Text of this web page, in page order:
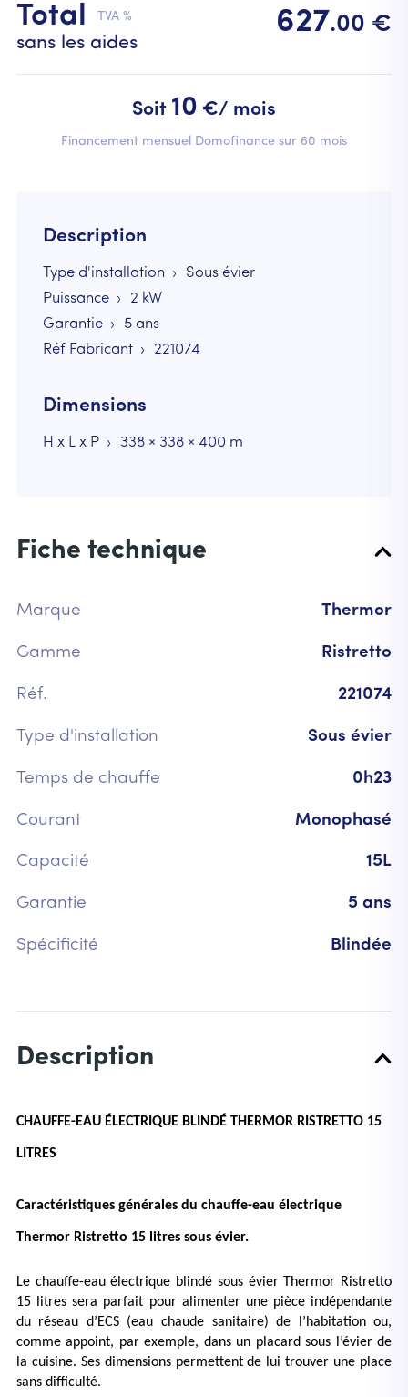
Description
Type d'installation
Sous évier
Puissance
2 kW
Garantie
5 ans
Réf Fabricant
221074
Dimensions
H x L x P 338 × 338 × 400 m
Fiche technique
Marque Thermor
Gamme Ristretto
Réf. 221074
Type d'installation Sous évier
Temps de chauffe 0h23
Courant Monophasé
Capacité 15L
Garantie 5 ans
Spécificité Blindée
Description
CHAUFFE-EAU ÉLECTRIQUE BLINDÉ THERMOR RISTRETTO 15
LITRES
Caractéristiques générales du chauffe-eau électrique
Thermor Ristretto 15 litres sous évier.
Le chauffe-eau électrique blindé sous évier Thermor Ristretto
15 litres sera parfait pour alimenter une pièce indépendante
du réseau d’ECS (eau chaude sanitaire) de l’habitation ou,
comme appoint, par exemple, dans un placard sous l’évier de
la cuisine. Ses dimensions permettent de lui trouver une place
sans difficulté.
Total TVA %
sans les aides
627.00 €
Soit 10 €/ mois
Financement mensuel Domofinance sur 60 mois